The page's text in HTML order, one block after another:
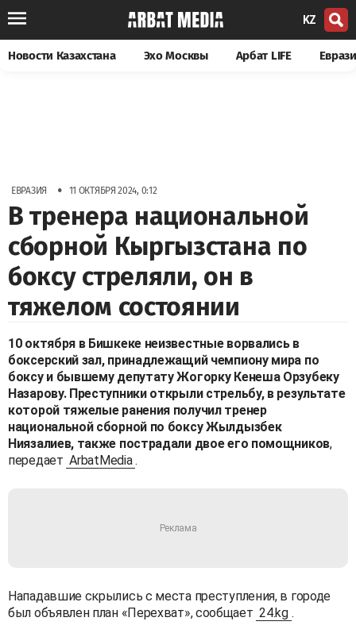
KZ
Новости Казахстана Эхо Москвы Арбат LIFE
ЕВРАЗИЯ • 11 ОКТЯБРЯ 2024, 0:12
В тренера национальной
сборной Кыргызстана по
боксу стреляли, он в
тяжелом состоянии
10 октября в Бишкеке неизвестные ворвались в
боксерский зал, принадлежащий чемпиону мира по
боксу и бывшему депутату Жогорку Кенеша Орзубеку
Назарову. Преступники открыли стрельбу, в результате
которой тяжелые ранения получил тренер
национальной сборной по боксу Жылдызбек
Ниязалиев, также пострадали двое его помощников,
передает ArbatMedia .
Нападавшие скрылись с места преступления, в городе
был объявлен план «Перехват», сообщает 24.kg .